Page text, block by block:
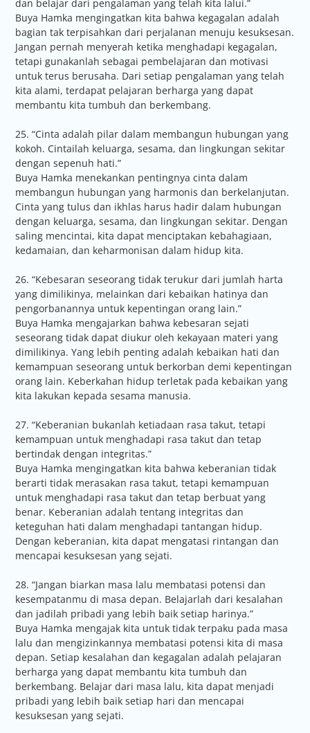
dan belajar dari pengalaman yang telah kita lalui.”
Buya Hamka mengingatkan kita bahwa kegagalan adalah
bagian tak terpisahkan dari perjalanan menuju kesuksesan.
Jangan pernah menyerah ketika menghadapi kegagalan,
tetapi gunakanlah sebagai pembelajaran dan motivasi
untuk terus berusaha. Dari setiap pengalaman yang telah
kita alami, terdapat pelajaran berharga yang dapat
membantu kita tumbuh dan berkembang.
25. “Cinta adalah pilar dalam membangun hubungan yang
kokoh. Cintailah keluarga, sesama, dan lingkungan sekitar
dengan sepenuh hati.”
Buya Hamka menekankan pentingnya cinta dalam
membangun hubungan yang harmonis dan berkelanjutan.
Cinta yang tulus dan ikhlas harus hadir dalam hubungan
dengan keluarga, sesama, dan lingkungan sekitar. Dengan
saling mencintai, kita dapat menciptakan kebahagiaan,
kedamaian, dan keharmonisan dalam hidup kita.
26. “Kebesaran seseorang tidak terukur dari jumlah harta
yang dimilikinya, melainkan dari kebaikan hatinya dan
pengorbanannya untuk kepentingan orang lain.”
Buya Hamka mengajarkan bahwa kebesaran sejati
seseorang tidak dapat diukur oleh kekayaan materi yang
dimilikinya. Yang lebih penting adalah kebaikan hati dan
kemampuan seseorang untuk berkorban demi kepentingan
orang lain. Keberkahan hidup terletak pada kebaikan yang
kita lakukan kepada sesama manusia.
27. “Keberanian bukanlah ketiadaan rasa takut, tetapi
kemampuan untuk menghadapi rasa takut dan tetap
bertindak dengan integritas.”
Buya Hamka mengingatkan kita bahwa keberanian tidak
berarti tidak merasakan rasa takut, tetapi kemampuan
untuk menghadapi rasa takut dan tetap berbuat yang
benar. Keberanian adalah tentang integritas dan
keteguhan hati dalam menghadapi tantangan hidup.
Dengan keberanian, kita dapat mengatasi rintangan dan
mencapai kesuksesan yang sejati.
28. “Jangan biarkan masa lalu membatasi potensi dan
kesempatanmu di masa depan. Belajarlah dari kesalahan
dan jadilah pribadi yang lebih baik setiap harinya.”
Buya Hamka mengajak kita untuk tidak terpaku pada masa
lalu dan mengizinkannya membatasi potensi kita di masa
depan. Setiap kesalahan dan kegagalan adalah pelajaran
berharga yang dapat membantu kita tumbuh dan
berkembang. Belajar dari masa lalu, kita dapat menjadi
pribadi yang lebih baik setiap hari dan mencapai
kesuksesan yang sejati.